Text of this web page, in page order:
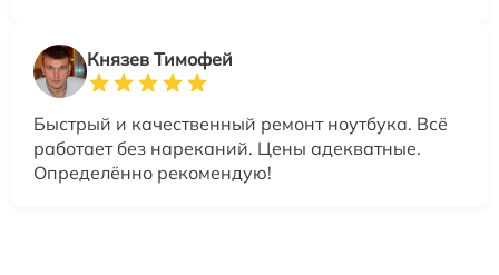
Князев Тимофей
Быстрый и качественный ремонт ноутбука. Всё
работает без нареканий. Цены адекватные.
Определённо рекомендую!